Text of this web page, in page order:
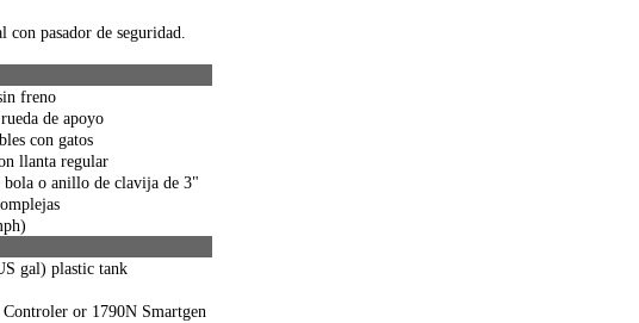
con pasador de seguridad.
freno
de apoyo
con gatos
llanta regular
bola o anillo de clavija de 3"
gal) plastic tank
or 1790N Smartgen